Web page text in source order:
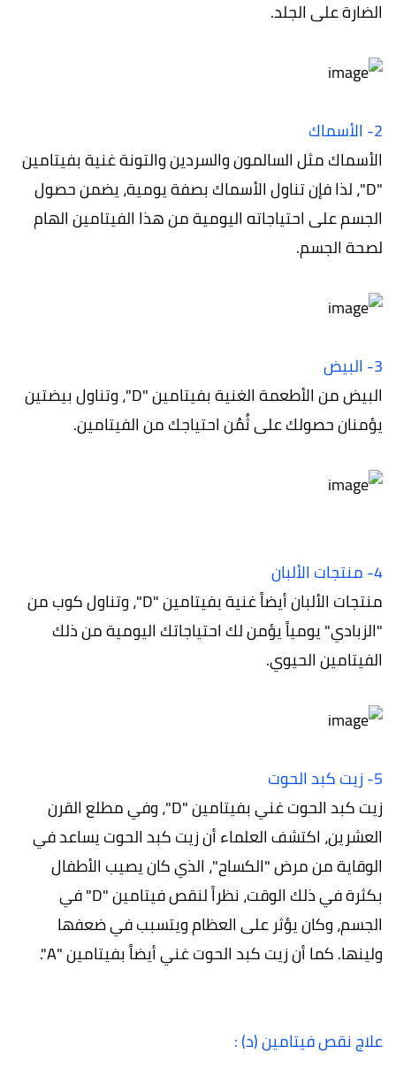
الضارة على الجلد.
2- الأسماك
الأسماك مثل السالمون والسردين والتونة غنية بفيتامين
"D"، لذا فإن تناول الأسماك بصفة يومية، يضمن حصول
الجسم على احتياجاته اليومية من هذا الفيتامين الهام
لصحة الجسم.
3- البيض
البيض من الأطعمة الغنية بفيتامين "D"، وتناول بيضتين
يؤمنان حصولك على ثُمُن احتياجك من الفيتامين.
4- منتجات الألبان
منتجات الألبان أيضاً غنية بفيتامين "D"، وتناول كوب من
"الزبادي" يومياً يؤمن لك احتياجاتك اليومية من ذلك
الفيتامين الحيوي.
5- زيت كبد الحوت
زيت كبد الحوت غني بفيتامين "D"، وفي مطلع القرن
العشرين، اكتشف العلماء أن زيت كبد الحوت يساعد في
الوقاية من مرض "الكساح"، الذي كان يصيب الأطفال
بكثرة في ذلك الوقت، نظراً لنقص فيتامين "D" في
الجسم، وكان يؤثر على العظام ويتسبب في ضعفها
ولينها. كما أن زيت كبد الحوت غني أيضاً بفيتامين "A".
علاج نقص فيتامين (د) :